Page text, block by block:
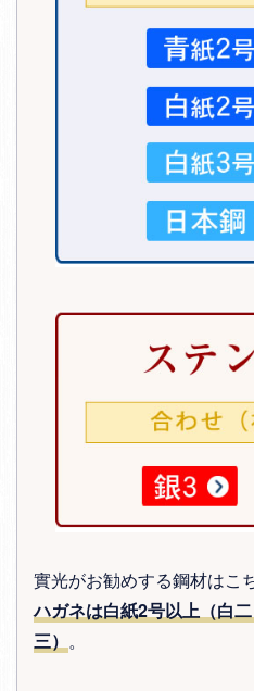
實光がお勧めする鋼材はこ
ハガネは白紙2号以上（白
三） 。